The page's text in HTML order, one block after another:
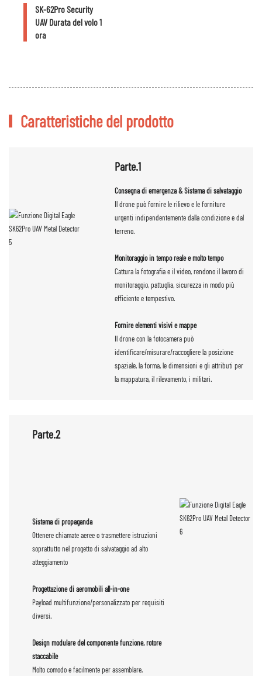
SK-62Pro Security
UAV Durata del volo 1
ora
Caratteristiche del prodotto
Parte.1
Consegna di emergenza & Sistema di salvataggio
Il drone può fornire le rilievo e le forniture
urgenti indipendentemente dalla condizione e dal
terreno.
Monitoraggio in tempo reale e molto tempo
Cattura la fotografia e il video, rendono il lavoro di
monitoraggio, pattuglia, sicurezza in modo più
efficiente e tempestivo.
Fornire elementi visivi e mappe
Il drone con la fotocamera può
identificare/misurare/raccogliere la posizione
spaziale, la forma, le dimensioni e gli attributi per
la mappatura, il rilevamento, i militari.
Parte.2
Sistema di propaganda
Ottenere chiamate aeree o trasmettere istruzioni
soprattutto nel progetto di salvataggio ad alto
atteggiamento
Progettazione di aeromobili all-in-one
Payload multifunzione/personalizzato per requisiti
diversi.
Design modulare del componente funzione, rotore
staccabile
Molto comodo e facilmente per assemblare,